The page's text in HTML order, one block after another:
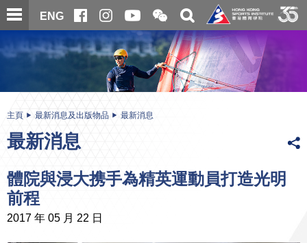
跳
至
內
ENG
開
合
微
信
二
維
碼
關
搜
尋
内
主頁 最新消息及出版物品 最新消息
最新消息
體院與浸大携手為精英運動員打造光明
前程
2017 年 05 月 22 日